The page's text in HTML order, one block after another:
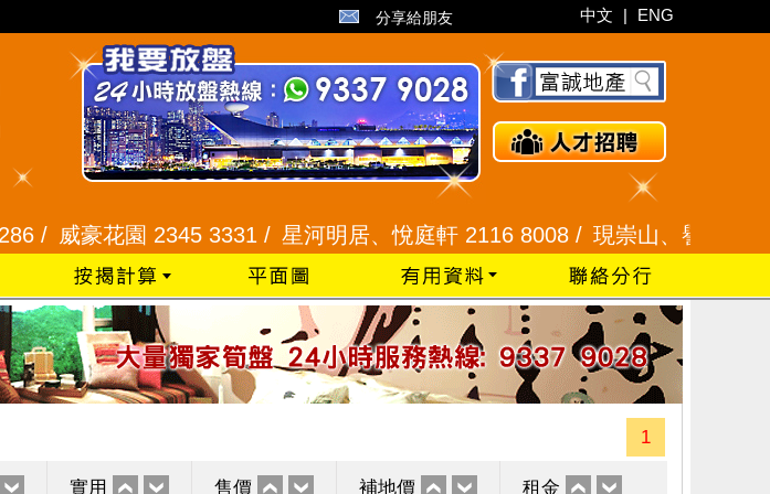
分享給朋友 中文 | ENG
威豪花園 2345 3331 /星河明居、悅庭軒 2116 8008 /現崇山、譽港灣 2345
1
實用 售價 補地價 租金